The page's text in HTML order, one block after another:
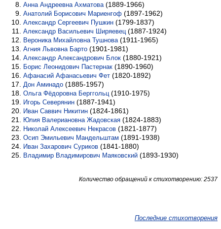
Анна Андреевна Ахматова (1889-1966)
Анатолий Борисович Мариенгоф (1897-1962)
Александр Сергеевич Пушкин (1799-1837)
Александр Васильевич Ширяевец (1887-1924)
Вероника Михайловна Тушнова (1911-1965)
Агния Львовна Барто (1901-1981)
Александр Александрович Блок (1880-1921)
Борис Леонидович Пастернак (1890-1960)
Афанасий Афанасьевич Фет (1820-1892)
Дон Аминадо (1885-1957)
Ольга Фёдоровна Берггольц (1910-1975)
Игорь Северянин (1887-1941)
Иван Саввич Никитин (1824-1861)
Юлия Валериановна Жадовская (1824-1883)
Николай Алексеевич Некрасов (1821-1877)
Осип Эмильевич Мандельштам (1891-1938)
Иван Захарович Суриков (1841-1880)
Владимир Владимирович Маяковский (1893-1930)
Количество обращений к стихотворению: 2537
Последние стихотворения